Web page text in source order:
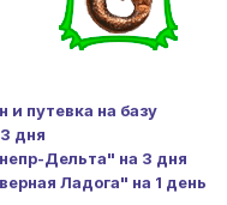
и путевка на базу
дня
Дельта" на 3 дня
Ладога" на 1 день